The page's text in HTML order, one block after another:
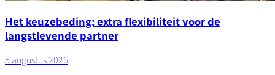
Het keuzebeding: extra flexibiliteit voor de
langstlevende partner
5 augustus 2026